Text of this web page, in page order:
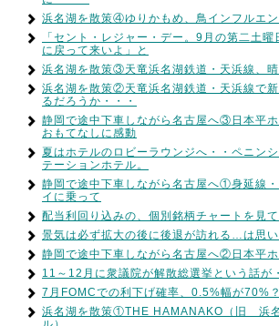
浜名湖を散策④ゆりかもめ、鳥インフルエン
「セント・レジャー・デー。9月の第二土
に戻って来いよ」と
浜名湖を散策③天竜浜名湖鉄道・天浜線、晴
浜名湖を散策②天竜浜名湖鉄道・天浜線で
るだろうか・・・
静岡で途中下車しながら名古屋へ③日本平ホ
おもてなしに感動
夏はホテルのロビーラウンジへ・・ペニン
テーションホテル。
静岡で途中下車しながら名古屋へ①身延線
イに乗って
配当利回り込みの、個別銘柄チャートを見
景気は必ず拡大の後に後退が訪れる…は思い
静岡で途中下車しながら名古屋へ②日本平
11～12月に衆議院が解散総選挙という話が
7月FOMCでの利下げ確率、0.5%幅が70%？
浜名湖を散策①THE HAMANAKO（旧 浜